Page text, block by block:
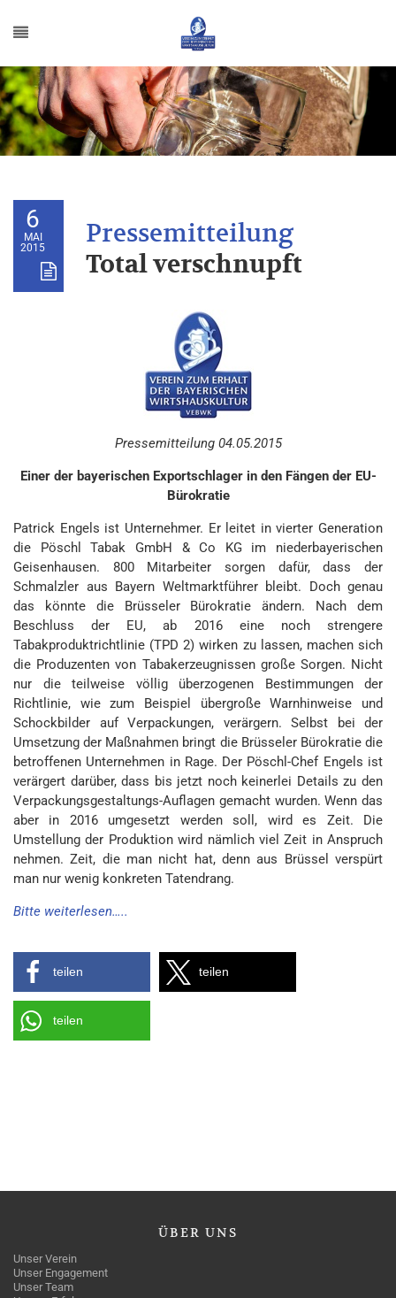
6
MAI
2015
Total verschnupft
Pressemitteilung 04.05.2015
Einer der bayerischen Exportschlager in den Fängen der EU-
Bürokratie
Patrick Engels ist Unternehmer. Er leitet in vierter Generation
die Pöschl Tabak GmbH & Co KG im niederbayerischen
Geisenhausen. 800 Mitarbeiter sorgen dafür, dass der
Schmalzler aus Bayern Weltmarktführer bleibt. Doch genau
das könnte die Brüsseler Bürokratie ändern. Nach dem
Beschluss der EU, ab 2016 eine noch strengere
Tabakproduktrichtlinie (TPD 2) wirken zu lassen, machen sich
die Produzenten von Tabakerzeugnissen große Sorgen. Nicht
nur die teilweise völlig überzogenen Bestimmungen der
Richtlinie, wie zum Beispiel übergroße Warnhinweise und
Schockbilder auf Verpackungen, verärgern. Selbst bei der
Umsetzung der Maßnahmen bringt die Brüsseler Bürokratie die
betroffenen Unternehmen in Rage. Der Pöschl-Chef Engels ist
verärgert darüber, dass bis jetzt noch keinerlei Details zu den
Verpackungsgestaltungs-Auflagen gemacht wurden. Wenn das
aber in 2016 umgesetzt werden soll, wird es Zeit. Die
Umstellung der Produktion wird nämlich viel Zeit in Anspruch
nehmen. Zeit, die man nicht hat, denn aus Brüssel verspürt
man nur wenig konkreten Tatendrang.
Bitte weiterlesen…..
teilen teilen
teilen
ÜBER UNS
Unser Verein
Unser Engagement
Unser Team